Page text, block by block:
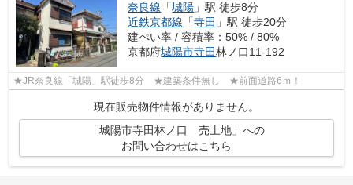
奈良線 「城陽 」駅 徒歩8分
近鉄京都線 「寺田 」駅 徒歩20分
建ぺい率 / 容積率：50% / 80%
京都府城陽市寺田林ノ口11-192
★JR奈良線「城陽」駅徒歩8分 ★建築条件無し ★前面道路6ｍ！
現在販売物件情報がありません。
「城陽市寺田林ノ口 売土地」への
お問い合わせはこちら